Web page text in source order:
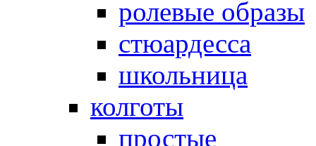
ролевые образы
стюардесса
школьница
колготы
простые